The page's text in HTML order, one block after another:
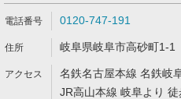
0120-747-191
岐阜県岐阜市高砂町1-1
名鉄名古屋本線 名鉄岐
JR高山本線 岐阜より